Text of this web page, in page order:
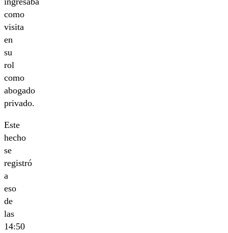
como
visita
en
su
rol
como
abogado
privado.
Este
hecho
se
registró
a
eso
de
las
14:50